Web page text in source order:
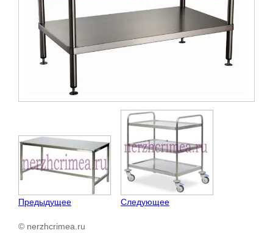
Предыдущее Следующее
© nerzhcrimea.ru